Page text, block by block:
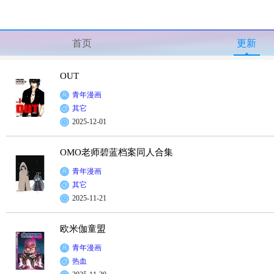
首页 更新
OUT
青年漫画
其它
2025-12-01
OMO老师碧蓝档案同人合集
青年漫画
其它
2025-11-21
欧米伽童盟
青年漫画
热血